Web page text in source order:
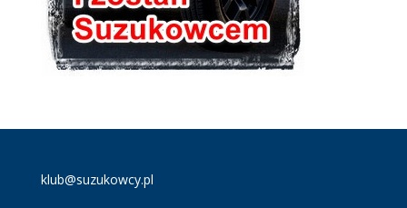
klub@suzukowcy.pl